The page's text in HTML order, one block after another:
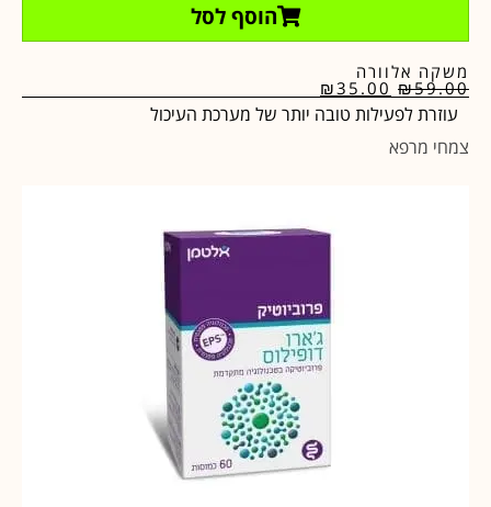
הוסף לסל
משקה אלוורה
₪59.00
₪35.00
עוזרת לפעילות טובה יותר של מערכת העיכול
צמחי מרפא